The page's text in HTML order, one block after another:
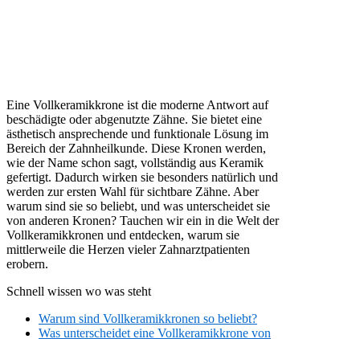
Eine Vollkeramikkrone ist die moderne Antwort auf
beschädigte oder abgenutzte Zähne. Sie bietet eine
ästhetisch ansprechende und funktionale Lösung im
Bereich der Zahnheilkunde. Diese Kronen werden,
wie der Name schon sagt, vollständig aus Keramik
gefertigt. Dadurch wirken sie besonders natürlich und
werden zur ersten Wahl für sichtbare Zähne. Aber
warum sind sie so beliebt, und was unterscheidet sie
von anderen Kronen? Tauchen wir ein in die Welt der
Vollkeramikkronen und entdecken, warum sie
mittlerweile die Herzen vieler Zahnarztpatienten
erobern.
Schnell wissen wo was steht
Warum sind Vollkeramikkronen so beliebt?
Was unterscheidet eine Vollkeramikkrone von